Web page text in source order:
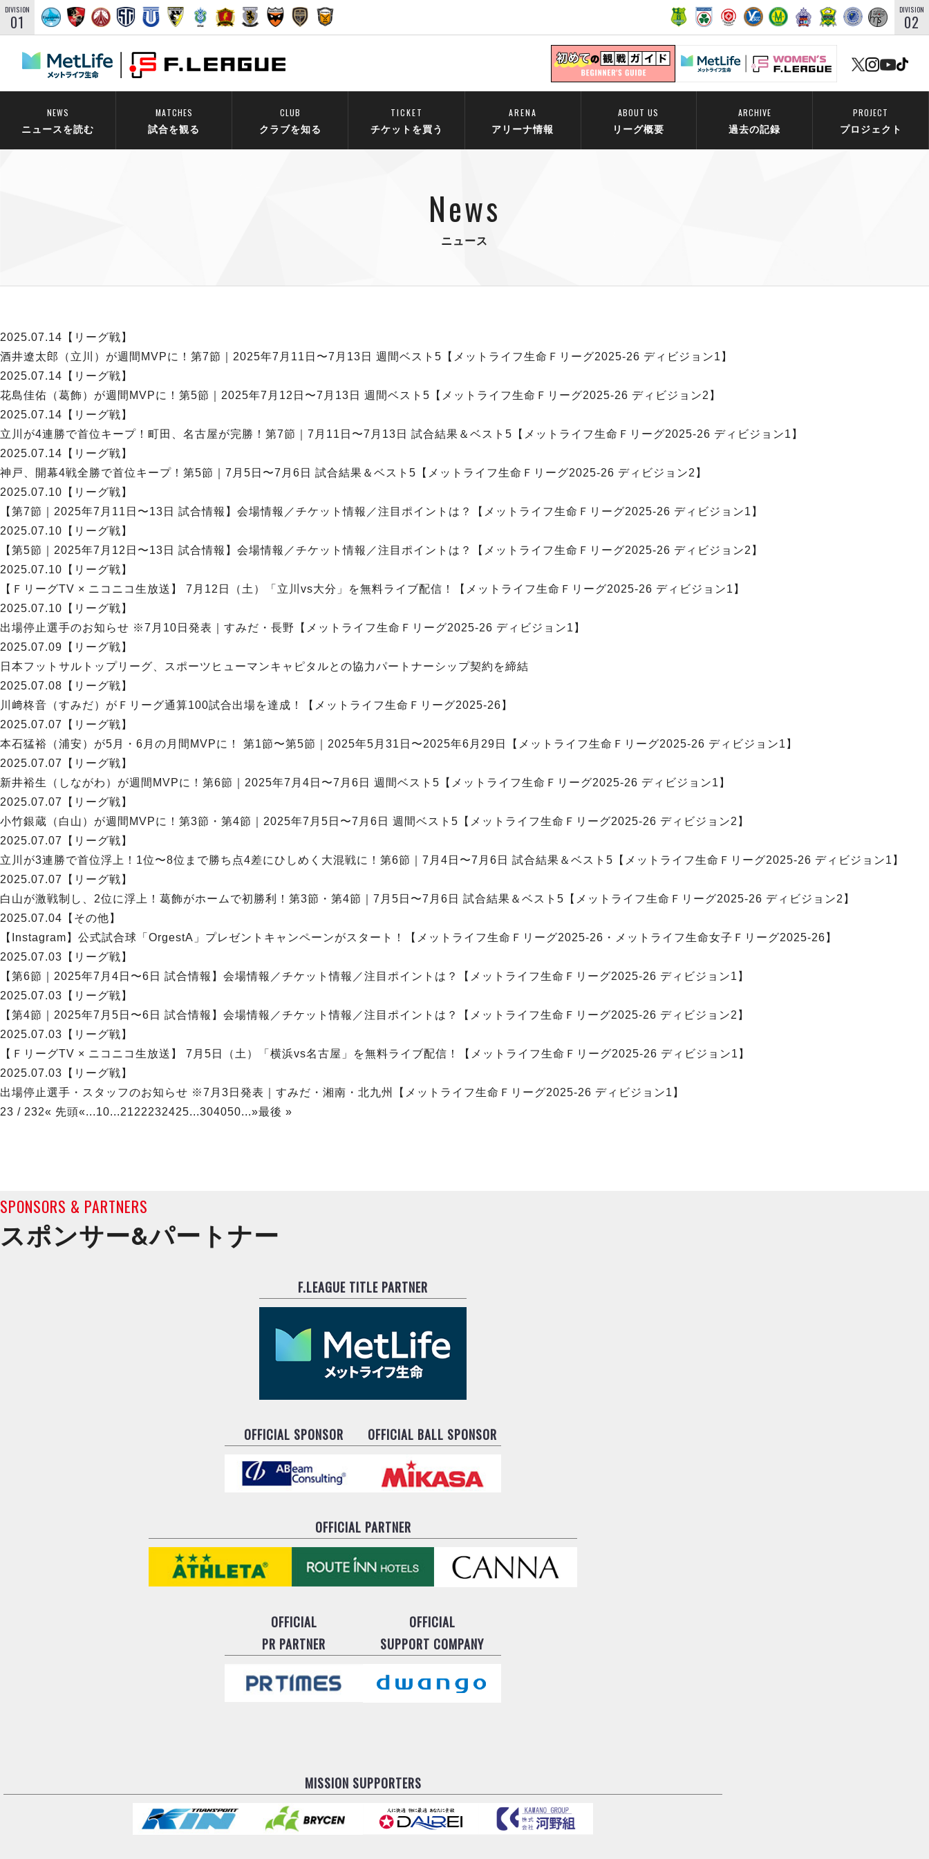
DIVISION
01
DIVISION
02
NEWS
ニュースを読む
MATCHES
試合を観る
CLUB
クラブを知る
TICKET
チケットを買う
ARENA
アリーナ情報
ABOUT US
リーグ概要
ARCHIVE
過去の記録
PROJECT
プロジェクト
News
ニュース
2025.07.14 【リーグ戦】
酒井遼太郎（立川）が週間MVPに！第7節｜2025年7月11日〜7月13日 週間ベスト5【メットライフ生命Ｆリーグ2025-26 ディビジョン1】
2025.07.14 【リーグ戦】
花島佳佑（葛飾）が週間MVPに！第5節｜2025年7月12日〜7月13日 週間ベスト5【メットライフ生命Ｆリーグ2025-26 ディビジョン2】
2025.07.14 【リーグ戦】
立川が4連勝で首位キープ！町田、名古屋が完勝！第7節｜7月11日〜7月13日 試合結果＆ベスト5【メットライフ生命Ｆリーグ2025-26 ディビジョン1】
2025.07.14 【リーグ戦】
神戸、開幕4戦全勝で首位キープ！第5節｜7月5日〜7月6日 試合結果＆ベスト5【メットライフ生命Ｆリーグ2025-26 ディビジョン2】
2025.07.10 【リーグ戦】
【第7節｜2025年7月11日〜13日 試合情報】会場情報／チケット情報／注目ポイントは？【メットライフ生命Ｆリーグ2025-26 ディビジョン1】
2025.07.10 【リーグ戦】
【第5節｜2025年7月12日〜13日 試合情報】会場情報／チケット情報／注目ポイントは？【メットライフ生命Ｆリーグ2025-26 ディビジョン2】
2025.07.10 【リーグ戦】
【ＦリーグTV × ニコニコ生放送】 7月12日（土）「立川vs大分」を無料ライブ配信！【メットライフ生命Ｆリーグ2025-26 ディビジョン1】
2025.07.10 【リーグ戦】
出場停止選手のお知らせ ※7月10日発表｜すみだ・長野【メットライフ生命Ｆリーグ2025-26 ディビジョン1】
2025.07.09 【リーグ戦】
日本フットサルトップリーグ、スポーツヒューマンキャピタルとの協力パートナーシップ契約を締結
2025.07.08 【リーグ戦】
川﨑柊音（すみだ）がＦリーグ通算100試合出場を達成！【メットライフ生命Ｆリーグ2025-26】
2025.07.07
【リーグ戦】
本石猛裕（浦安）が5月・6月の月間MVPに！ 第1節〜第5節｜2025年5月31日〜2025年6月29日【メットライフ生命Ｆリーグ2025-26 ディビジョン1】
2025.07.07
【リーグ戦】
新井裕生（しながわ）が週間MVPに！第6節｜2025年7月4日〜7月6日 週間ベスト5【メットライフ生命Ｆリーグ2025-26 ディビジョン1】
2025.07.07
【リーグ戦】
小竹銀蔵（白山）が週間MVPに！第3節・第4節｜2025年7月5日〜7月6日 週間ベスト5【メットライフ生命Ｆリーグ2025-26 ディビジョン2】
2025.07.07
【リーグ戦】
立川が3連勝で首位浮上！1位〜8位まで勝ち点4差にひしめく大混戦に！第6節｜7月4日〜7月6日 試合結果＆ベスト5【メットライフ生命Ｆリーグ2025-26 ディビジョン1】
2025.07.07
【リーグ戦】
白山が激戦制し、2位に浮上！葛飾がホームで初勝利！第3節・第4節｜7月5日〜7月6日 試合結果＆ベスト5【メットライフ生命Ｆリーグ2025-26 ディビジョン2】
2025.07.04 【その他】
【Instagram】公式試合球「OrgestA」プレゼントキャンペーンがスタート！【メットライフ生命Ｆリーグ2025-26・メットライフ生命女子Ｆリーグ2025-26】
2025.07.03 【リーグ戦】
【第6節｜2025年7月4日〜6日 試合情報】会場情報／チケット情報／注目ポイントは？【メットライフ生命Ｆリーグ2025-26 ディビジョン1】
2025.07.03 【リーグ戦】
【第4節｜2025年7月5日〜6日 試合情報】会場情報／チケット情報／注目ポイントは？【メットライフ生命Ｆリーグ2025-26 ディビジョン2】
2025.07.03 【リーグ戦】
【ＦリーグTV × ニコニコ生放送】 7月5日（土）「横浜vs名古屋」を無料ライブ配信！【メットライフ生命Ｆリーグ2025-26 ディビジョン1】
2025.07.03 【リーグ戦】
出場停止選手・スタッフのお知らせ ※7月3日発表｜すみだ・湘南・北九州【メットライフ生命Ｆリーグ2025-26 ディビジョン1】
23 / 232« 先頭«...10...2122232425...304050...»最後 »
SPONSORS & PARTNERS
スポンサー&パートナー
F.LEAGUE TITLE PARTNER
OFFICIAL SPONSOR OFFICIAL BALL SPONSOR
OFFICIAL PARTNER
OFFICIAL
PR PARTNER
OFFICIAL
SUPPORT COMPANY
MISSION SUPPORTERS